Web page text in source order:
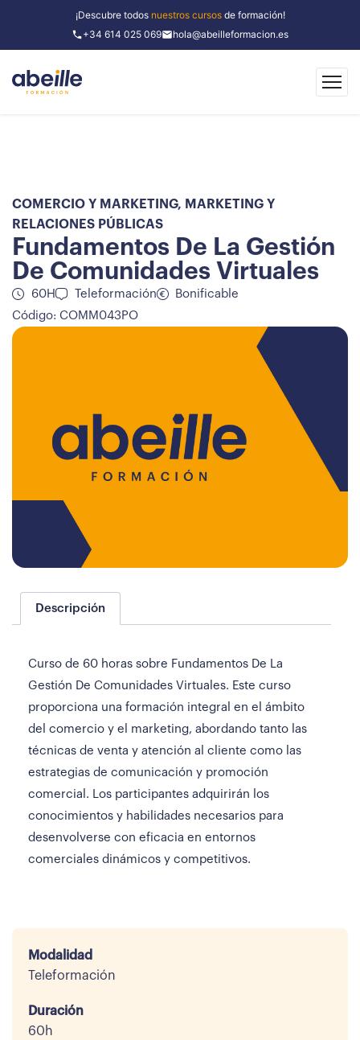
¡Descubre todos nuestros cursosde formación!
+34 614 025 069
hola@abeilleformacion.es
COMERCIO Y MARKETING, MARKETING Y
RELACIONES PÚBLICAS
Fundamentos De La Gestión
De Comunidades Virtuales
60H Teleformación
Bonificable
Código: COMM043PO
Descripción
Curso de 60 horas sobre Fundamentos De La
Gestión De Comunidades Virtuales. Este curso
proporciona una formación integral en el ámbito
del comercio y el marketing, abordando tanto las
técnicas de venta y atención al cliente como las
estrategias de comunicación y promoción
comercial. Los participantes adquirirán los
conocimientos y habilidades necesarios para
desenvolverse con eficacia en entornos
comerciales dinámicos y competitivos.
Modalidad
Teleformación
Duración
60h